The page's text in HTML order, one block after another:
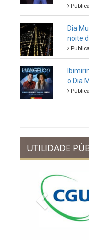
Dia
noite
o Dia
UTILIDADE
Previous